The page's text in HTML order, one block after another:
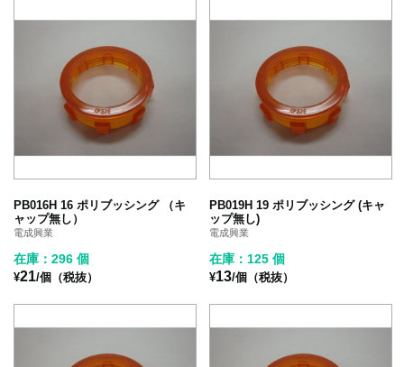
PB016H 16 ポリブッシング （キ
ャップ無し）
電成興業
在庫：296 個
¥21/個（税抜）
PB019H 19 ポリブッシング (キャ
ップ無し)
電成興業
在庫：125 個
¥13/個（税抜）